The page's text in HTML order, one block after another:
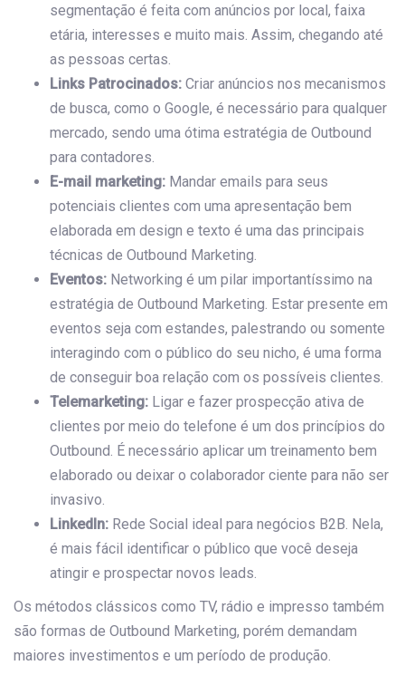
segmentação é feita com anúncios por local, faixa
etária, interesses e muito mais. Assim, chegando até
as pessoas certas.
Links Patrocinados: Criar anúncios nos mecanismos
de busca, como o Google, é necessário para qualquer
mercado, sendo uma ótima estratégia de Outbound
para contadores.
E-mail marketing: Mandar emails para seus
potenciais clientes com uma apresentação bem
elaborada em design e texto é uma das principais
técnicas de Outbound Marketing.
Eventos: Networking é um pilar importantíssimo na
estratégia de Outbound Marketing. Estar presente em
eventos seja com estandes, palestrando ou somente
interagindo com o público do seu nicho, é uma forma
de conseguir boa relação com os possíveis clientes.
Telemarketing: Ligar e fazer prospecção ativa de
clientes por meio do telefone é um dos princípios do
Outbound. É necessário aplicar um treinamento bem
elaborado ou deixar o colaborador ciente para não ser
invasivo.
LinkedIn: Rede Social ideal para negócios B2B. Nela,
é mais fácil identificar o público que você deseja
atingir e prospectar novos leads.
Os métodos clássicos como TV, rádio e impresso também
são formas de Outbound Marketing, porém demandam
maiores investimentos e um período de produção.